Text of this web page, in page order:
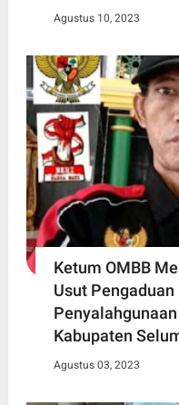
Agustus 10, 2023
Ketum OMBB
Usut Pengaduan
Kabupaten
Agustus 03, 2023